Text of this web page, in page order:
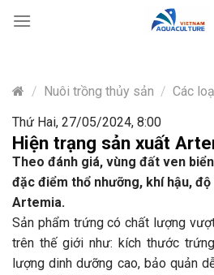
content
/ Nuôi trồng thủy sản / Các
Thứ Hai, 27/05/2024, 8:00
Hiện trạng sản xuất
Theo đánh giá, vùng đất ven
đặc điểm thổ nhưỡng, khí hậu,
Artemia.
Sản phẩm trứng có chất lượng
trên thế giới như: kích thước
lượng dinh dưỡng cao, bảo quản